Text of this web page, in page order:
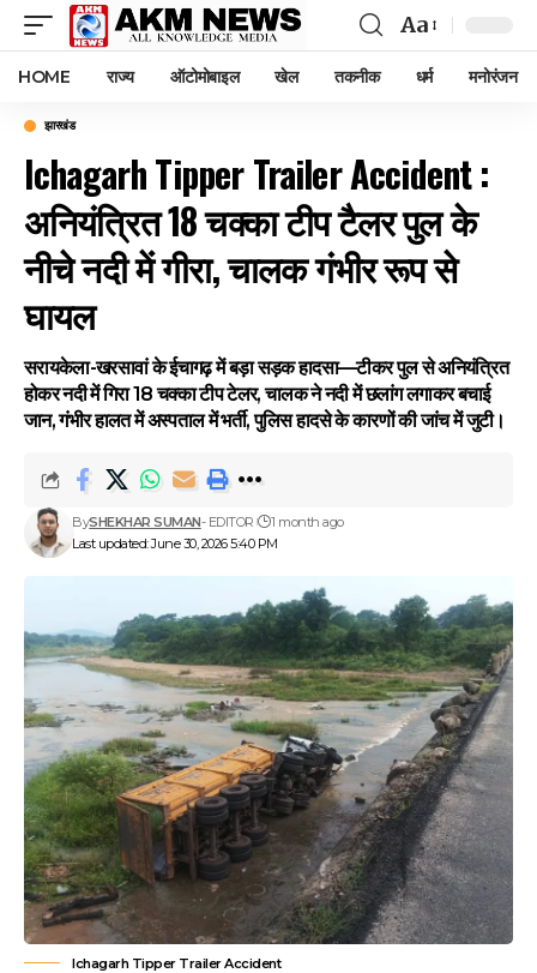
Font
Resizer
Aa
HOME राज्य ऑटोमोबाइल खेल तकनीक धर्म मनोरंजन
झारखंड
Ichagarh Tipper Trailer Accident :
अनियंत्रित 18 चक्का टीप टैलर पुल के
नीचे नदी में गीरा, चालक गंभीर रूप से
घायल
सरायकेला-खरसावां के ईचागढ़ में बड़ा सड़क हादसा—टीकर पुल से अनियंत्रित
होकर नदी में गिरा 18 चक्का टीप टेलर, चालक ने नदी में छलांग लगाकर बचाई
जान, गंभीर हालत में अस्पताल में भर्ती, पुलिस हादसे के कारणों की जांच में जुटी।
Last updated: June 30, 2026 5:40 PM
BySHEKHAR SUMAN- EDITOR 1 month ago
Ichagarh Tipper Trailer Accident